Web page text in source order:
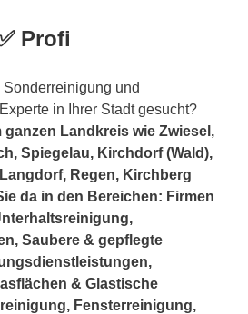
Profi
und
in Ihrer Stadt gesucht?
ganzen Landkreis wie Zwiesel,
Spiegelau, Kirchdorf (Wald),
Regen, Kirchberg
da in den Bereichen: Firmen
Saubere & gepflegte
& Glastische
Fensterreinigung,